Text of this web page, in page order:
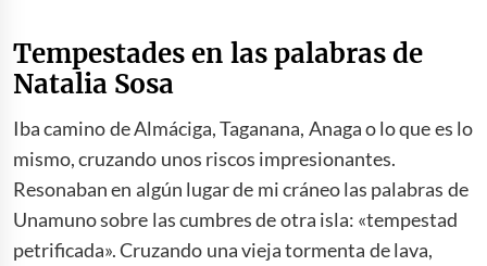
Tempestades en las palabras de
Natalia Sosa
Iba camino de Almáciga, Taganana, Anaga o lo que es lo
mismo, cruzando unos riscos impresionantes.
Resonaban en algún lugar de mi cráneo las palabras de
Unamuno sobre las cumbres de otra isla: «tempestad
petrificada». Cruzando una vieja tormenta de lava,